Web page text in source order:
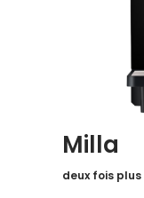
Milla
deux fois plus